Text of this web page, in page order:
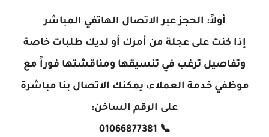
أولاً: الحجز عبر الاتصال الهاتفي المباشر
إذا كنت على عجلة من أمرك أو لديك طلبات خاصة
وتفاصيل ترغب في تنسيقها ومناقشتها فوراً مع
موظفي خدمة العملاء، يمكنك الاتصال بنا مباشرة
على الرقم الساخن:
📞 01066877381